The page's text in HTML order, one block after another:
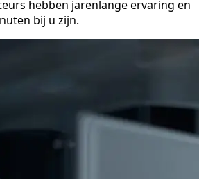
hebben jarenlange ervaring en
bij u zijn.